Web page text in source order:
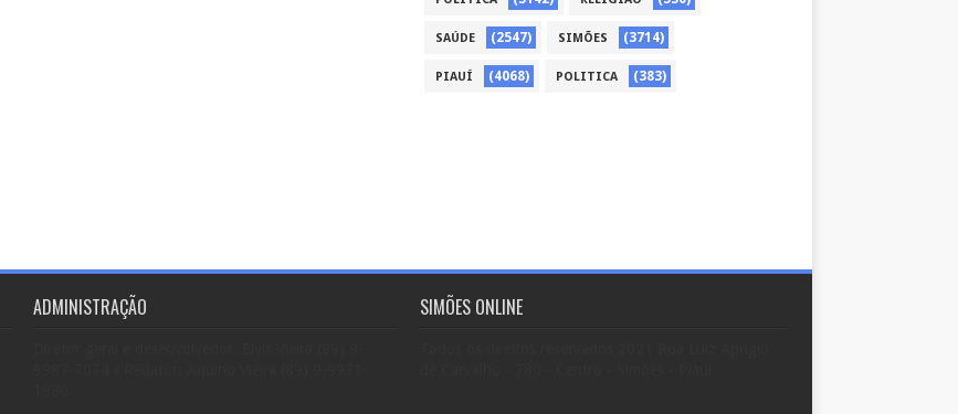
SAÚDE (2547) SIMÕES (3714)
PIAUÍ (4068) POLITICA (383)
ADMINISTRAÇÃO SIMÕES ONLINE